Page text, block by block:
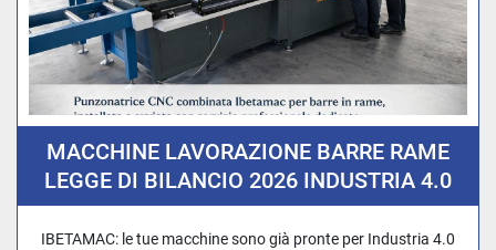
MACCHINE LAVORAZIONE BARRE RAME
LEGGE DI BILANCIO 2026 INDUSTRIA 4.0
IBETAMAC: le tue macchine sono già pronte per Industria 4.0